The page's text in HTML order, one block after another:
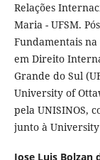
Relações
Maria - UFSM.
Fundamentais
em Direito
Grande do Sul
University of
pela UNISINOS,
junto à
Jose Luis Bolzan